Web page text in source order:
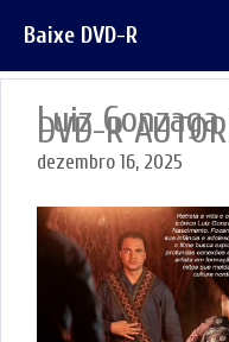
para
o
conteúdo
Baixe DVD-R
Luiz
DVD-R
dezembro 16, 2025